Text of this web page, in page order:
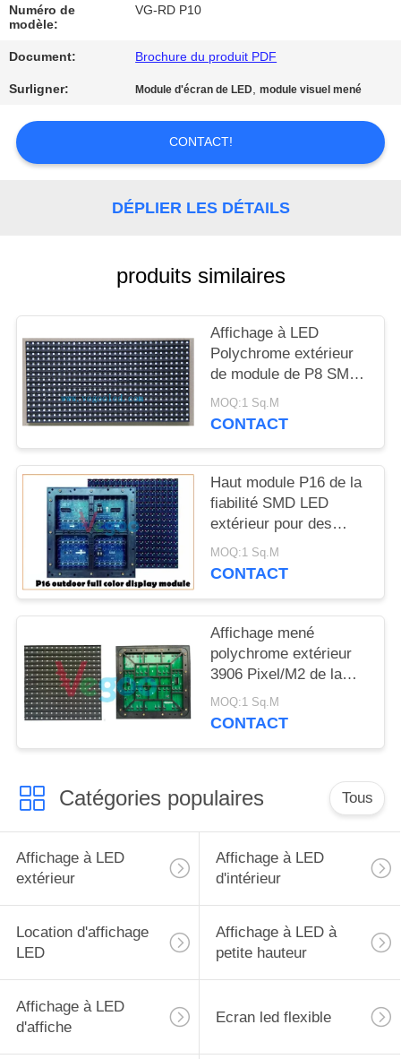
CONTRÔLE
DE
LA
QUALITÉ
CONTACTER
NOUVELLES
DEMANDEZ
UN
DEVIS
DU
SITE
PRIVACY
POLICY
Numéro de
modèle:
VG-RD P10
Document: Brochure du produit PDF
Surligner: Module d'écran de LED,module visuel mené
CONTACT!
DÉPLIER LES DÉTAILS
produits similaires
Affichage à LED
Polychrome extérieur
de module de P8 SMD
LED
1R1G1B/SMD3535
MOQ:1 Sq.M
CONTACT
Haut module P16 de la
fiabilité SMD LED
extérieur pour des
plazas de
gouvernement
MOQ:1 Sq.M
CONTACT
Affichage mené
polychrome extérieur
3906 Pixel/M2 de la
publicité commerciale
P16
MOQ:1 Sq.M
CONTACT
Catégories populaires Tous
Affichage à LED
extérieur
Affichage à LED
d'intérieur
Location d'affichage
LED
Affichage à LED à
petite hauteur
Affichage à LED
d'affiche
Ecran led flexible